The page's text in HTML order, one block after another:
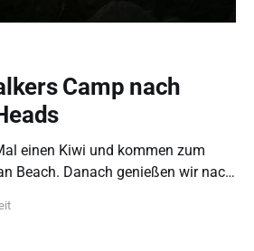
Camp nach
einen Kiwi und kommen zum
Beach. Danach genießen wir nach
und hinter uns liegen.